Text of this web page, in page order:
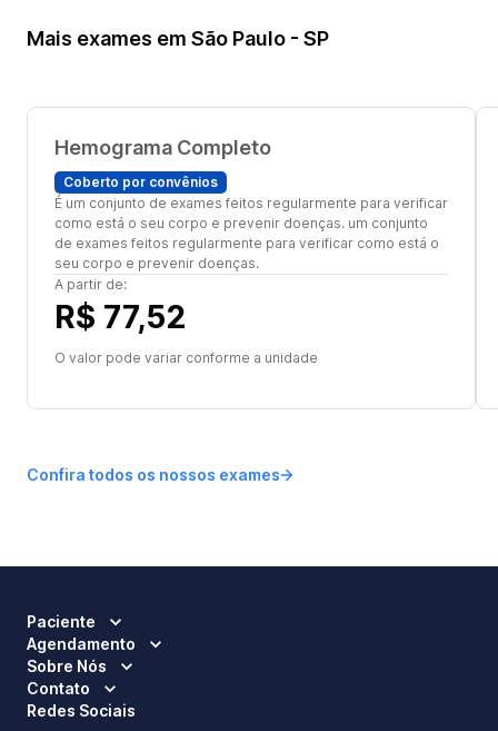
Mais exames em São Paulo - SP
Hemograma Completo
Coberto por convênios
É um conjunto de exames feitos regularmente para verificar
como está o seu corpo e prevenir doenças. um conjunto
de exames feitos regularmente para verificar como está o
seu corpo e prevenir doenças.
A partir de:
R$ 77,52
O valor pode variar conforme a unidade
Confira todos os nossos exames
Paciente
Agendamento
Sobre Nós
Contato
Redes Sociais